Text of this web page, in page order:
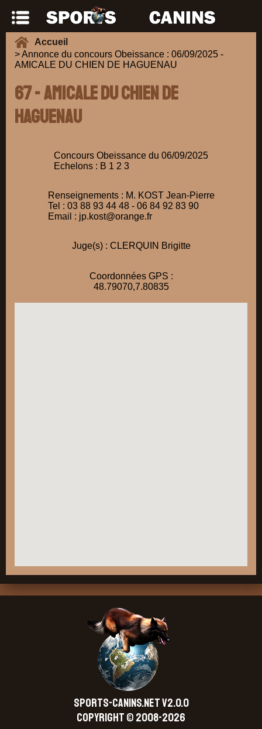
Accueil
> Annonce du concours Obeissance : 06/09/2025 -
AMICALE DU CHIEN DE HAGUENAU
67 - AMICALE DU CHIEN DE
HAGUENAU
Concours Obeissance du 06/09/2025
Echelons : B 1 2 3
Renseignements : M. KOST Jean-Pierre
Tel : 03 88 93 44 48 - 06 84 92 83 90
Email : jp.kost@orange.fr
Juge(s) : CLERQUIN Brigitte
Coordonnées GPS :
48.79070,7.80835
SPORTS-CANINS.NET V2.0.0
Copyright © 2008-2026